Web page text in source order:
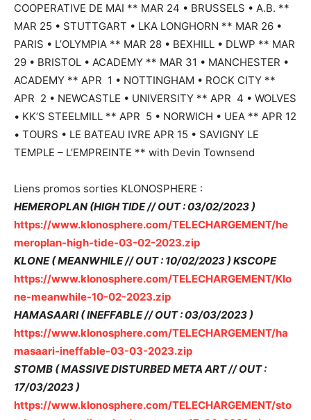
COOPERATIVE DE MAI ** MAR 24 • BRUSSELS • A.B. **
MAR 25 • STUTTGART • LKA LONGHORN ** MAR 26 •
PARIS • L’OLYMPIA ** MAR 28 • BEXHILL • DLWP ** MAR
29 • BRISTOL • ACADEMY ** MAR 31 • MANCHESTER •
ACADEMY ** APR 1 • NOTTINGHAM • ROCK CITY **
APR 2 • NEWCASTLE • UNIVERSITY ** APR 4 • WOLVES
• KK’S STEELMILL ** APR 5 • NORWICH • UEA ** APR 12
• TOURS • LE BATEAU IVRE APR 15 • SAVIGNY LE
TEMPLE – L’EMPREINTE ** with Devin Townsend
Liens promos sorties KLONOSPHERE :
HEMEROPLAN (HIGH TIDE // OUT : 03/02/2023 )
https://www.klonosphere.com/TELECHARGEMENT/he
meroplan-high-tide-03-02-2023.zip
KLONE ( MEANWHILE // OUT : 10/02/2023 ) KSCOPE
https://www.klonosphere.com/TELECHARGEMENT/Klo
ne-meanwhile-10-02-2023.zip
HAMASAARI ( INEFFABLE // OUT : 03/03/2023 )
https://www.klonosphere.com/TELECHARGEMENT/ha
masaari-ineffable-03-03-2023.zip
STOMB ( MASSIVE DISTURBED META ART // OUT :
17/03/2023 )
https://www.klonosphere.com/TELECHARGEMENT/sto